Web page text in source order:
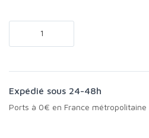
Expédié sous 24-48h
Ports à 0€ en France